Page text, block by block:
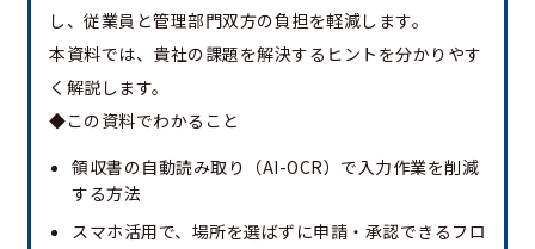
し、従業員と管理部門双方の負担を軽減します。
本資料では、貴社の課題を解決するヒントを分かりやす
く解説します。
◆この資料でわかること
領収書の自動読み取り（AI-OCR）で入力作業を削減
する方法
スマホ活用で、場所を選ばずに申請・承認できるフロ